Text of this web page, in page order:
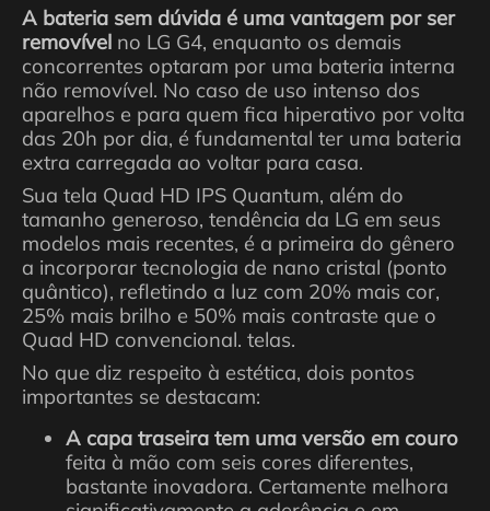
A bateria sem dúvida é uma vantagem por ser
removível no LG G4, enquanto os demais
concorrentes optaram por uma bateria interna
não removível. No caso de uso intenso dos
aparelhos e para quem fica hiperativo por volta
das 20h por dia, é fundamental ter uma bateria
extra carregada ao voltar para casa.
Sua tela Quad HD IPS Quantum, além do
tamanho generoso, tendência da LG em seus
modelos mais recentes, é a primeira do gênero
a incorporar tecnologia de nano cristal (ponto
quântico), refletindo a luz com 20% mais cor,
25% mais brilho e 50% mais contraste que o
Quad HD convencional. telas.
No que diz respeito à estética, dois pontos
importantes se destacam:
A capa traseira tem uma versão em couro
feita à mão com seis cores diferentes,
bastante inovadora. Certamente melhora